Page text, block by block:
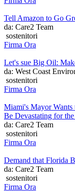
Tell Amazon to Go
da: Care2 Team
sostenitori
Firma Ora
Let's sue Big Oil:
da: West Coast
sostenitori
Firma Ora
Miami's Mayor
Be Devastating for the
da: Care2 Team
sostenitori
Firma Ora
Demand that Florida
da: Care2 Team
sostenitori
Firma Ora